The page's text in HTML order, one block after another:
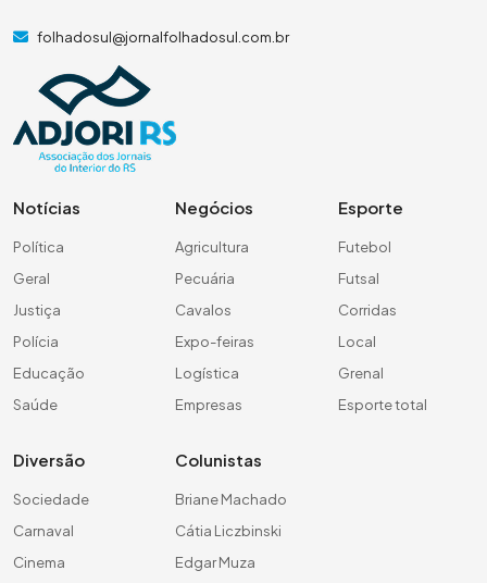
folhadosul@jornalfolhadosul.com.br
Notícias
Política
Geral
Justiça
Polícia
Educação
Saúde
Negócios
Agricultura
Pecuária
Cavalos
Expo-feiras
Logística
Empresas
Esporte
Futebol
Futsal
Corridas
Local
Grenal
Esporte total
Diversão
Sociedade
Carnaval
Cinema
Colunistas
Briane Machado
Cátia Liczbinski
Edgar Muza